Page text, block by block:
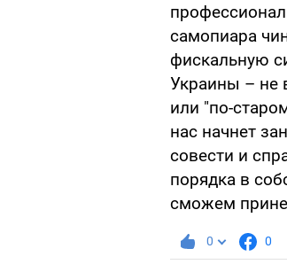
самопиара
фискальную
Украины – не
или "по-
нас начнет
совести и
порядка в
сможем
0 0